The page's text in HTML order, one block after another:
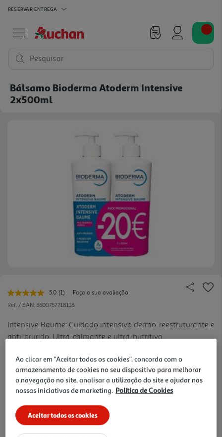
RESERVAR ENTREGA
Pesquisar
Bálsamo Bioderma Atoderm Intensive
2x500ml
5.0 Leu
uma
Link
para
a
(1)
Faça a sua avaliação
Ref. / EAN: 5600757718118
Intensive Baume: Cuidado intensivo dermo-reestruturante e
anti-prurido. Ultra-calmante e ultra-nutritivo.
47.9 €/Lt
47,90 €
Notas de preparação
Ao clicar em "Aceitar todos os cookies", concorda com o
armazenamento de cookies no seu dispositivo para melhorar
a navegação no site, analisar a utilização do site e ajudar nas
nossas iniciativas de marketing. Política de Cookies
Aceitar todos os cookies